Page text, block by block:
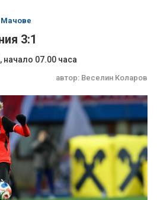
Мачове
3:1
07.00 часа
автор: Веселин Коларов